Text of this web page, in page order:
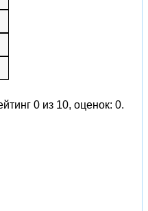
0 из 10, оценок: 0.